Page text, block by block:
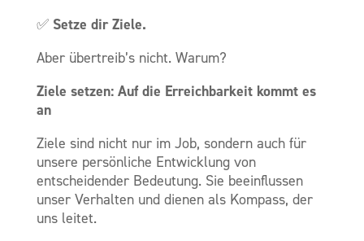
✅ Setze dir Ziele.
Aber übertreib’s nicht. Warum?
Ziele setzen: Auf die Erreichbarkeit kommt es
an
Ziele sind nicht nur im Job, sondern auch für
unsere persönliche Entwicklung von
entscheidender Bedeutung. Sie beeinflussen
unser Verhalten und dienen als Kompass, der
uns leitet.